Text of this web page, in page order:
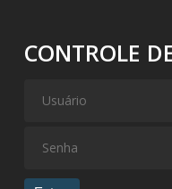
CONTROLE